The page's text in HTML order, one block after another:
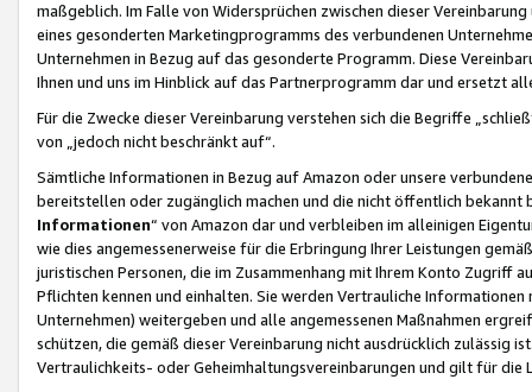
maßgeblich. Im Falle von Widersprüchen zwischen dieser
eines gesonderten Marketingprogramms des verbundenen
Unternehmen in Bezug auf das gesonderte Programm. Diese
Ihnen und uns im Hinblick auf das Partnerprogramm dar und ersetzt
Für die Zwecke dieser Vereinbarung verstehen sich die Begriffe
von „jedoch nicht beschränkt auf“.
Sämtliche Informationen in Bezug auf Amazon oder unsere
bereitstellen oder zugänglich machen und die nicht öffentlich
Informationen“ von Amazon dar und verbleiben im alleinigen
wie dies angemessenerweise für die Erbringung Ihrer Leistungen
juristischen Personen, die im Zusammenhang mit Ihrem Konto
Pflichten kennen und einhalten. Sie werden Vertrauliche
Unternehmen) weitergeben und alle angemessenen Maßnahmen
schützen, die gemäß dieser Vereinbarung nicht ausdrücklich zulässig
Vertraulichkeits- oder Geheimhaltungsvereinbarungen und gilt für die